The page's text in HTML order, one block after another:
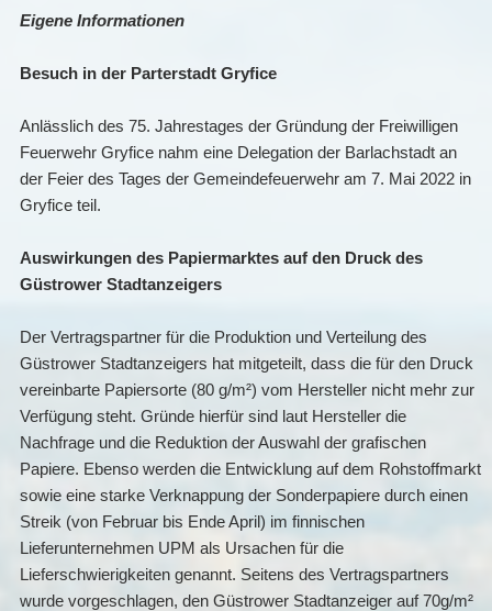
Eigene Informationen
Besuch in der Parterstadt Gryfice
Anlässlich des 75. Jahrestages der Gründung der Freiwilligen
Feuerwehr Gryfice nahm eine Delegation der Barlachstadt an
der Feier des Tages der Gemeindefeuerwehr am 7. Mai 2022 in
Gryfice teil.
Auswirkungen des Papiermarktes auf den Druck des
Güstrower Stadtanzeigers
Der Vertragspartner für die Produktion und Verteilung des
Güstrower Stadtanzeigers hat mitgeteilt, dass die für den Druck
vereinbarte Papiersorte (80 g/m²) vom Hersteller nicht mehr zur
Verfügung steht. Gründe hierfür sind laut Hersteller die
Nachfrage und die Reduktion der Auswahl der grafischen
Papiere. Ebenso werden die Entwicklung auf dem Rohstoffmarkt
sowie eine starke Verknappung der Sonderpapiere durch einen
Streik (von Februar bis Ende April) im finnischen
Lieferunternehmen UPM als Ursachen für die
Lieferschwierigkeiten genannt. Seitens des Vertragspartners
wurde vorgeschlagen, den Güstrower Stadtanzeiger auf 70g/m²